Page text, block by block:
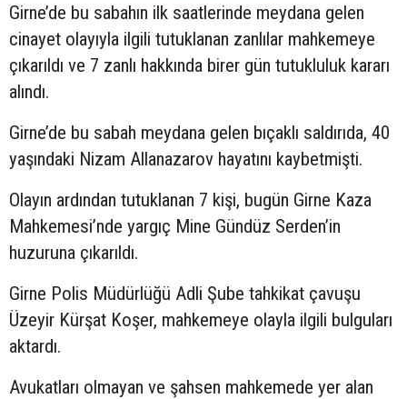
Girne’de bu sabahın ilk saatlerinde meydana gelen
cinayet olayıyla ilgili tutuklanan zanlılar mahkemeye
çıkarıldı ve 7 zanlı hakkında birer gün tutukluluk kararı
alındı.
Girne’de bu sabah meydana gelen bıçaklı saldırıda, 40
yaşındaki Nizam Allanazarov hayatını kaybetmişti.
Olayın ardından tutuklanan 7 kişi, bugün Girne Kaza
Mahkemesi’nde yargıç Mine Gündüz Serden’in
huzuruna çıkarıldı.
Girne Polis Müdürlüğü Adli Şube tahkikat çavuşu
Üzeyir Kürşat Koşer, mahkemeye olayla ilgili bulguları
aktardı.
Avukatları olmayan ve şahsen mahkemede yer alan